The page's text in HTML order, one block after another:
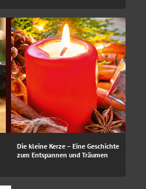
Die kleine Kerze – Eine Geschichte
zum Entspannen und Träumen